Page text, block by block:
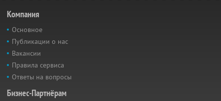
Компания
Основное
Публикации о нас
Вакансии
Правила сервиса
Ответы на вопросы
Бизнес-Партнёрам